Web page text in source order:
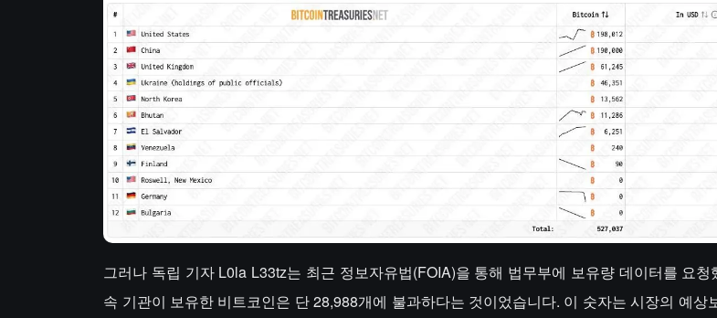
그러나 독립 기자 L0la L33tz는 최근 정보자유법(FOIA)을 통해 법무부에 보유량 데이터를 요청
속 기관이 보유한 비트코인은 단 28,988개에 불과하다는 것이었습니다. 이 숫자는 시장의 예상